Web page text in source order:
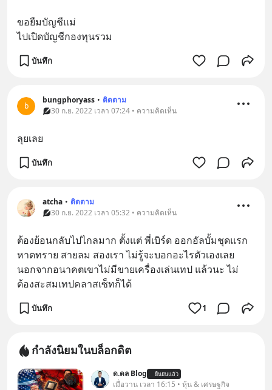
ขอยืมบัญชีแม่
ไปเปิดบัญชีกองทุนรวม
บันทึก
b
bungphoryass • ติดตาม
30 ก.ย. 2022 เวลา 07:24 • ความคิดเห็น
ลุยเลย
บันทึก
atcha • ติดตาม
30 ก.ย. 2022 เวลา 05:32 • ความคิดเห็น
ต้องย้อนกลับไปไกลมาก ตั้งแต่ พี่เบิร์ด ออกอัลบั้มชุดแรก
หาดทราย สายลม สองเรา ไม่รู้จะบอกอะไรตัวเองเลย
นอกจากอนาคตเขาไม่มีขายเครื่องเล่นเทป แล้วนะ ไม่
ต้องสะสมเทปคลาสเซ็ทก็ได้
บันทึก 1
กำลังนิยมในบล็อกดิต
ด.ดล Blog ยืนยันแล้ว
เมื่อวาน เวลา 16:15 • หุ้น & เศรษฐกิจ